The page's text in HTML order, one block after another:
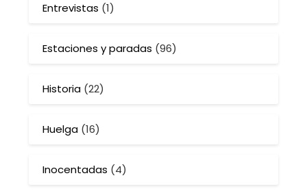
Entrevistas (1)
Estaciones y paradas (96)
Historia (22)
Huelga (16)
Inocentadas (4)